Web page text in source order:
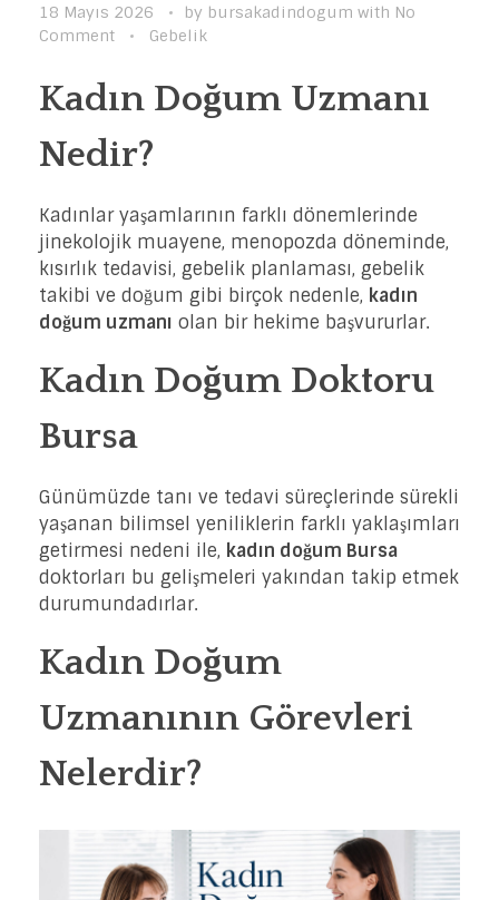
18 Mayıs 2026 by bursakadindogum with No
Comment
Gebelik
Kadın Doğum Uzmanı
Nedir?
Kadınlar yaşamlarının farklı dönemlerinde
jinekolojik muayene, menopozda döneminde,
kısırlık tedavisi, gebelik planlaması, gebelik
takibi ve doğum gibi birçok nedenle, kadın
doğum uzmanı olan bir hekime başvururlar.
Kadın Doğum Doktoru
Bursa
Günümüzde tanı ve tedavi süreçlerinde sürekli
yaşanan bilimsel yeniliklerin farklı yaklaşımları
getirmesi nedeni ile, kadın doğum Bursa
doktorları bu gelişmeleri yakından takip etmek
durumundadırlar.
Kadın Doğum
Uzmanının Görevleri
Nelerdir?